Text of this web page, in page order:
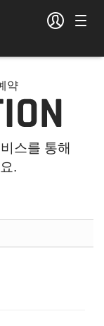
약
스를 통해
.